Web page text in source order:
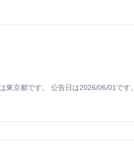
京都です。 公告日は2026/06/01です。